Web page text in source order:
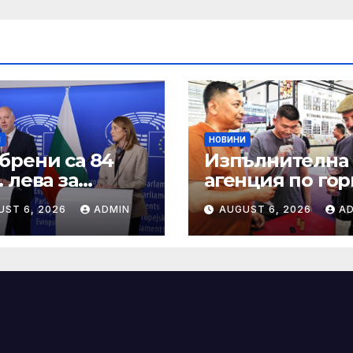
са 84
за
към
и птици
6, 2026 ADMIN
НОВИНИ
Изпълнителна
агенция по
| Новини
AUGUST 6, 2026